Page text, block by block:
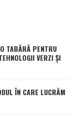
TABĂRĂ PENTRU
VERZI ȘI
ÎN CARE LUCRĂM